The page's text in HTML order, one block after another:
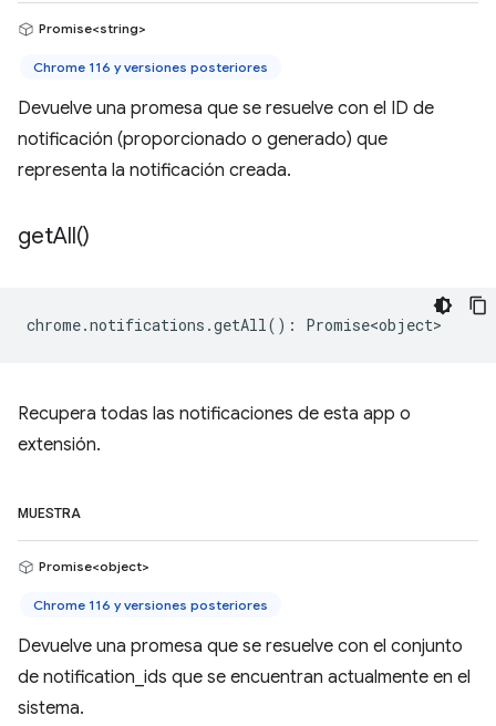
Promise<string>
Chrome 116 y versiones posteriores
Devuelve una promesa que se resuelve con el ID de
notificación (proporcionado o generado) que
representa la notificación creada.
getAll()
chrome.notifications .getAll() : Promise<object>
Recupera todas las notificaciones de esta app o
extensión.
MUESTRA
Promise<object>
Chrome 116 y versiones posteriores
Devuelve una promesa que se resuelve con el conjunto
de notification_ids que se encuentran actualmente en el
sistema.